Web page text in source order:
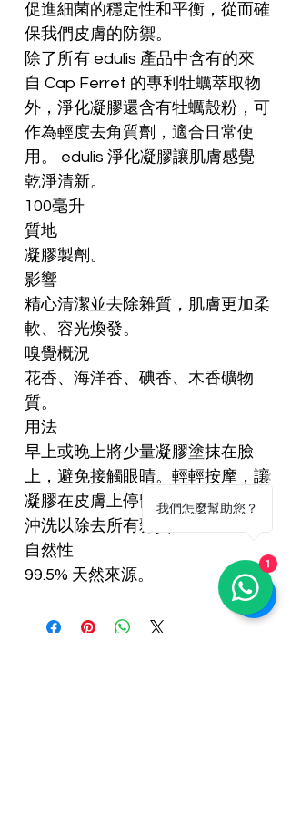
促進細菌的穩定性和平衡，從而確
保我們皮膚的防禦。
除了所有 edulis 產品中含有的來
自 Cap Ferret 的專利牡蠣萃取物
外，淨化凝膠還含有牡蠣殼粉，可
作為輕度去角質劑，適合日常使
用。 edulis 淨化凝膠讓肌膚感覺
乾淨清新。
100毫升
質地
凝膠製劑。
影響
精心清潔並去除雜質，肌膚更加柔
軟、容光煥發。
嗅覺概況
花香、海洋香、碘香、木香礦物
質。
用法
早上或晚上將少量凝膠塗抹在臉
上，避免接觸眼睛。輕輕按摩，讓
凝膠在皮膚上停留一分鐘。用清水
沖洗以除去所有雜質。
自然性
99.5% 天然來源。
我們怎麼幫助您？
1